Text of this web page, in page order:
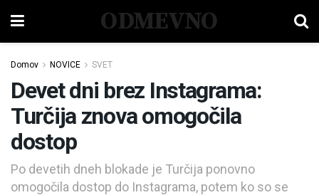
ODMEVNO
Domov NOVICE SVET
Devet dni brez Instagrama:
Turčija znova omogočila
dostop
Po devetih dneh blokade je Turčija ponovno
omogočila dostop do Instagrama, potem ko so se